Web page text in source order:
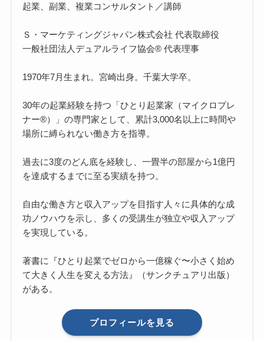
起業、副業、複業コンサルタント／講師
Ｓ・マーケティングジャパン株式会社 代表取締役
一般社団法人デュアルライフ協会® 代表理事
1970年7月生まれ。宮崎出身。千葉大学卒。
30年の起業経験を持つ「ひとり起業家（マイクロプレ
ナー®）」の専門家として、累計3,000名以上に時間や
場所に縛られない働き方を指導。
過去に3度のどん底を経験し、一畳半の部屋から1億円
を達成するまでに至る実績を持つ。
自由な働き方と収入アップを目指す人々に具体的な成
功ノウハウを示し、多くの受講生が独立や収入アップ
を実現している。
著書に『ひとり起業でゼロから一億稼ぐ〜小さく始め
て大きく人生を変える方法』（サンクチュアリ出版）
がある。
プロフィールを見る